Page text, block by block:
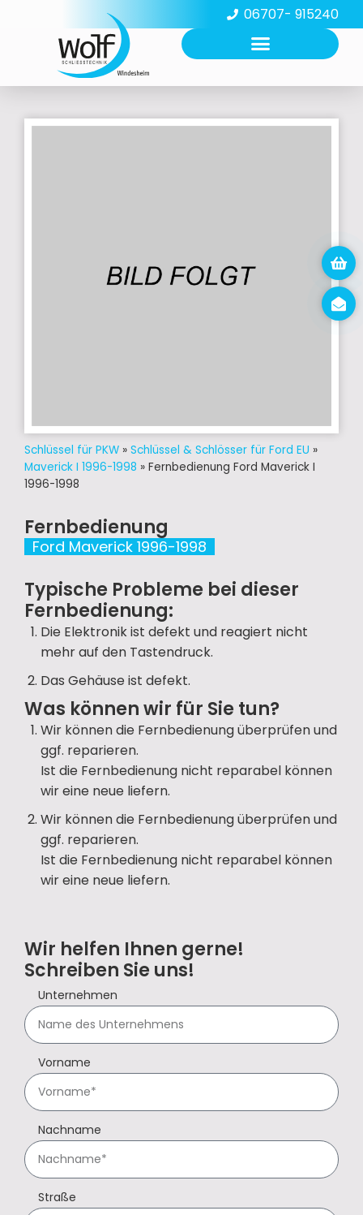
06707- 915240
Schlüssel für PKW » Schlüssel & Schlösser für Ford EU »
Maverick I 1996-1998 » Fernbedienung Ford Maverick I
1996-1998
Fernbedienung
Ford Maverick 1996-1998
Typische Probleme bei dieser
Fernbedienung:
Die Elektronik ist defekt und reagiert nicht
mehr auf den Tastendruck.
Das Gehäuse ist defekt.
Was können wir für Sie tun?
Wir können die Fernbedienung überprüfen und
ggf. reparieren.
Ist die Fernbedienung nicht reparabel können
wir eine neue liefern.
Wir können die Fernbedienung überprüfen und
ggf. reparieren.
Ist die Fernbedienung nicht reparabel können
wir eine neue liefern.
Wir helfen Ihnen gerne!
Schreiben Sie uns!
Unternehmen
Vorname
Nachname
Straße